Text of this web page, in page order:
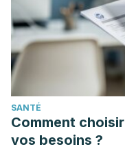
SANTÉ
Comment
vos besoins ?